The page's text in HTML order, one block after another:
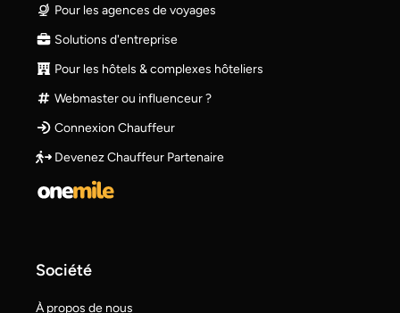
Pour les agences de voyages
Solutions d'entreprise
Pour les hôtels & complexes hôteliers
Webmaster ou influenceur ?
Connexion Chauffeur
Devenez Chauffeur Partenaire
Société
À propos de nous